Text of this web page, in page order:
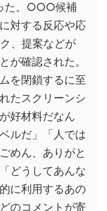
た。○○○候補
対する反応や応
、提案などが
が確認された。
を閉鎖するに至
たスクリーンシ
好材料だなん
ルだ」「人では
めん、ありがと
どうしてあんな
に利用するあの
のコメントが寄